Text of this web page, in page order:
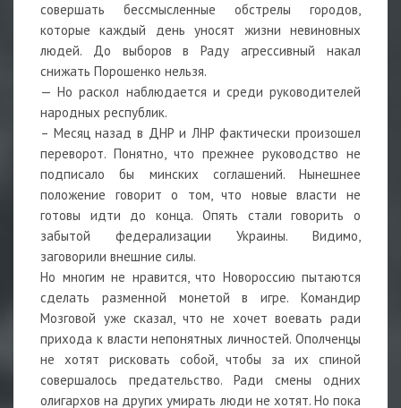
совершать бессмысленные обстрелы городов,
которые каждый день уносят жизни невиновных
людей. До выборов в Раду агрессивный накал
снижать Порошенко нельзя.
— Но раскол наблюдается и среди руководителей
народных республик.
– Месяц назад в ДНР и ЛНР фактически произошел
переворот. Понятно, что прежнее руководство не
подписало бы минских соглашений. Нынешнее
положение говорит о том, что новые власти не
готовы идти до конца. Опять стали говорить о
забытой федерализации Украины. Видимо,
заговорили внешние силы.
Но многим не нравится, что Новороссию пытаются
сделать разменной монетой в игре. Командир
Мозговой уже сказал, что не хочет воевать ради
прихода к власти непонятных личностей. Ополченцы
не хотят рисковать собой, чтобы за их спиной
совершалось предательство. Ради смены одних
олигархов на других умирать люди не хотят. Но пока